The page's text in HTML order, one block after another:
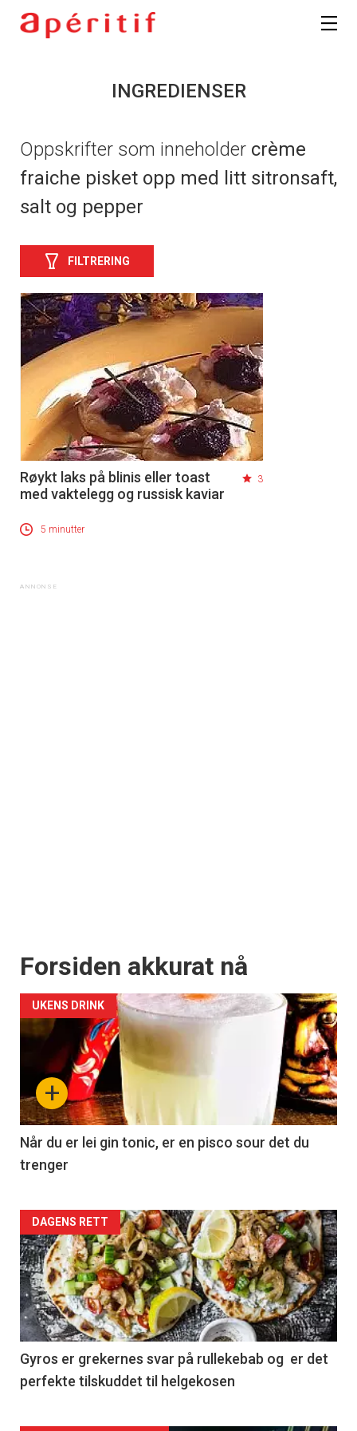
INGREDIENSER
Oppskrifter som inneholder crème
fraiche pisket opp med litt sitronsaft,
salt og pepper
FILTRERING
Røykt laks på blinis eller toast
med vaktelegg og russisk kaviar
3
5 minutter
Forsiden akkurat nå
+
UKENS DRINK
Når du er lei gin tonic, er en pisco sour det du
trenger
Forsiden
akkurat
nå
-
2
DAGENS RETT
Gyros er grekernes svar på rullekebab og er det
perfekte tilskuddet til helgekosen